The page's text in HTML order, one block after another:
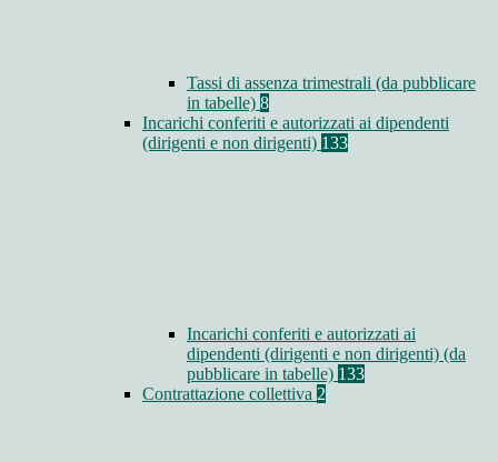
Tassi di assenza trimestrali (da pubblicare
in tabelle) 8
Incarichi conferiti e autorizzati ai dipendenti
(dirigenti e non dirigenti) 133
Incarichi conferiti e autorizzati ai
dipendenti (dirigenti e non dirigenti) (da
pubblicare in tabelle) 133
Contrattazione collettiva 2